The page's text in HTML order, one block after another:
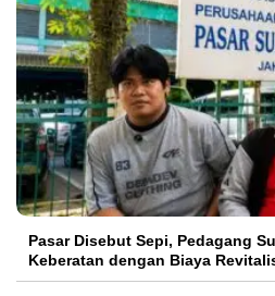
Pasar Disebut Sepi, Pedagang
Keberatan dengan Biaya